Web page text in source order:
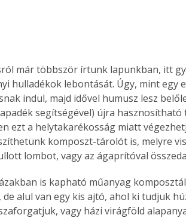
már többször írtunk lapunkban, itt
hulladékok lebontását. Úgy, mint egy
indul, majd idővel humusz lesz
segítségével) újra
ezt a helytakarékosság miatt
komposzt-tárolót is, melyre
lombot, vagy az ágaprítóval
is kapható műanyag
alul van egy kis ajtó, ahol ki tudjuk
vagy házi virágföld